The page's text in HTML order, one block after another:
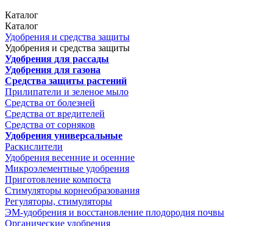
Каталог
Каталог
Удобрения и средства защиты
Удобрения и средства защиты
Удобрения для рассады
Удобрения для газона
Средства защиты растений
Прилипатели и зеленое мыло
Средства от болезней
Средства от вредителей
Средства от сорняков
Удобрения универсальные
Раскислители
Удобрения весенние и осенние
Микроэлементные удобрения
Приготовление компоста
Стимуляторы корнеобразования
Регуляторы, стимуляторы
ЭМ-удобрения и восстановление плодородия почвы
Органические удобрения